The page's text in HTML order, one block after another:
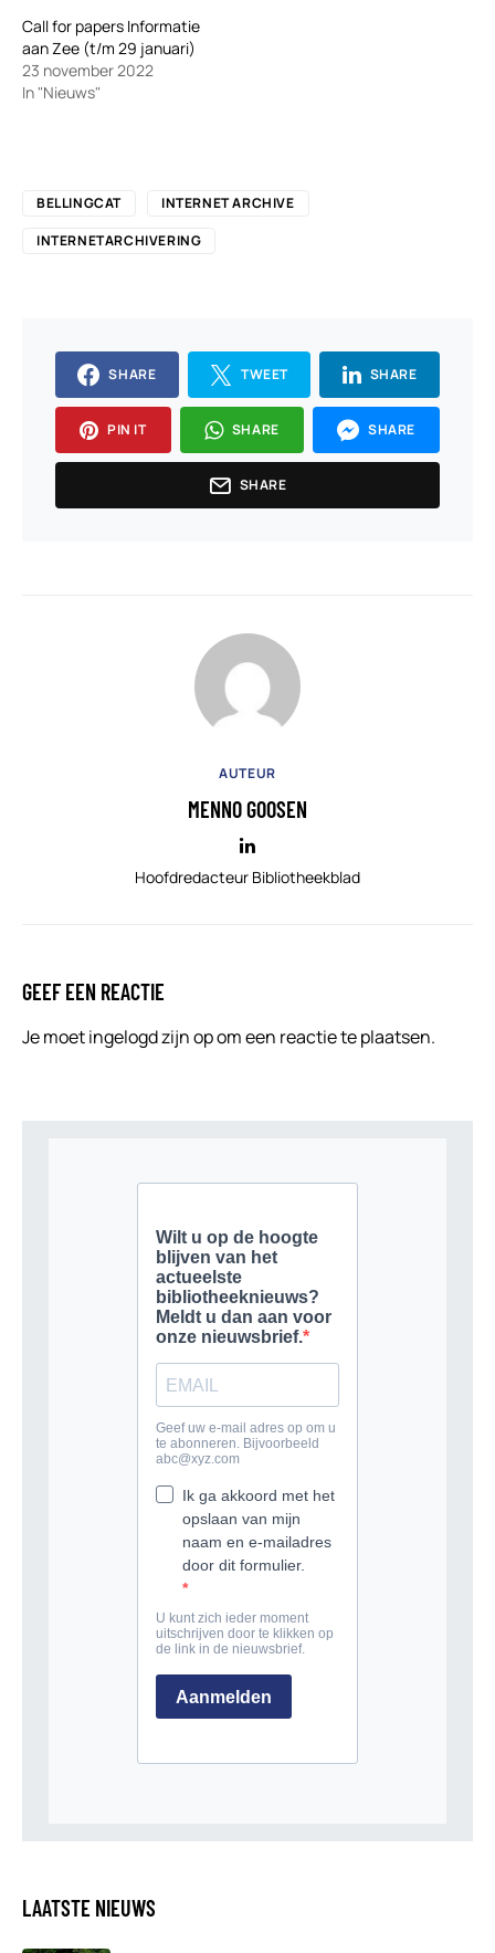
Call for papers Informatie
aan Zee (t/m 29 januari)
23 november 2022
In "Nieuws"
BELLINGCAT
INTERNET ARCHIVE
INTERNETARCHIVERING
SHARE TWEET SHARE
PIN IT SHARE SHARE
SHARE
AUTEUR
MENNO GOOSEN
Hoofdredacteur Bibliotheekblad
GEEF EEN REACTIE
Je moetingelogd zijn opom een reactie te plaatsen.
LAATSTE NIEUWS